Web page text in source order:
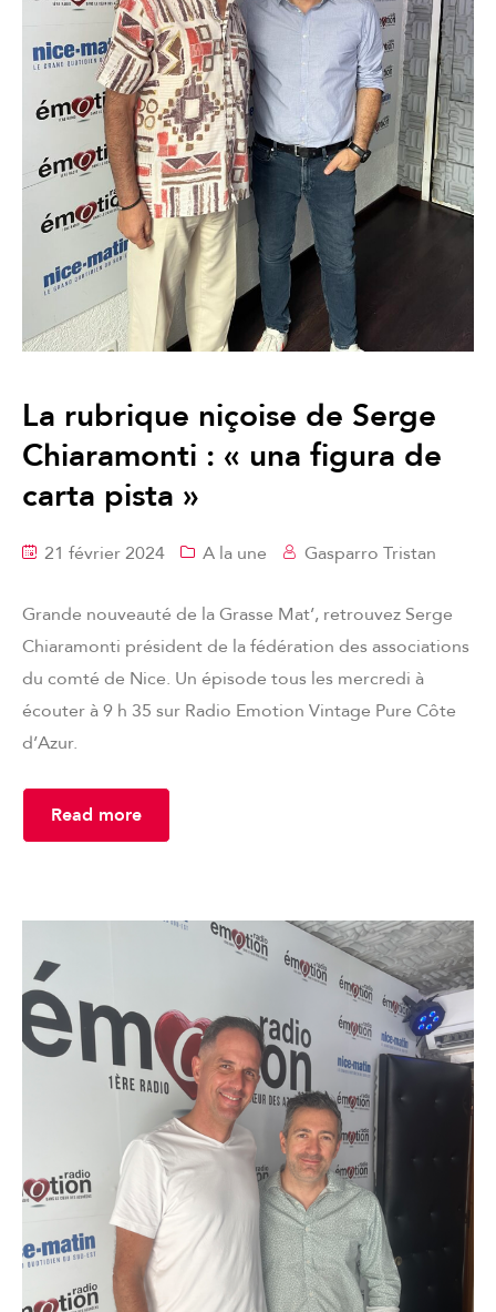
La rubrique niçoise de Serge
Chiaramonti : « una figura de
carta pista »
21 février 2024 A la une Gasparro Tristan
Grande nouveauté de la Grasse Mat’, retrouvez Serge
Chiaramonti président de la fédération des associations
du comté de Nice. Un épisode tous les mercredi à
écouter à 9 h 35 sur Radio Emotion Vintage Pure Côte
d’Azur.
Read more